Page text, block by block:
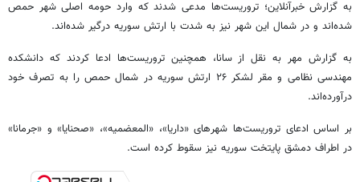
به گزارش خبرآنلاین؛ تروریست‌ها مدعی شدند که وارد حومه اصلی شهر حمص
شده‌اند و در شمال این شهر نیز به شدت با ارتش سوریه درگیر شده‌اند.
به گزارش مهر به نقل از سانا، همچنین تروریست‌ها ادعا کردند که دانشکده
مهندسی نظامی و مقر لشکر ۲۶ ارتش سوریه در شمال حمص را به تصرف خود
درآورده‌اند.
بر اساس ادعای تروریست‌ها شهرهای «داریا»، «المعضمیه»، «صحنایا» و «جرمانا»
در اطراف دمشق پایتخت سوریه نیز سقوط کرده است.